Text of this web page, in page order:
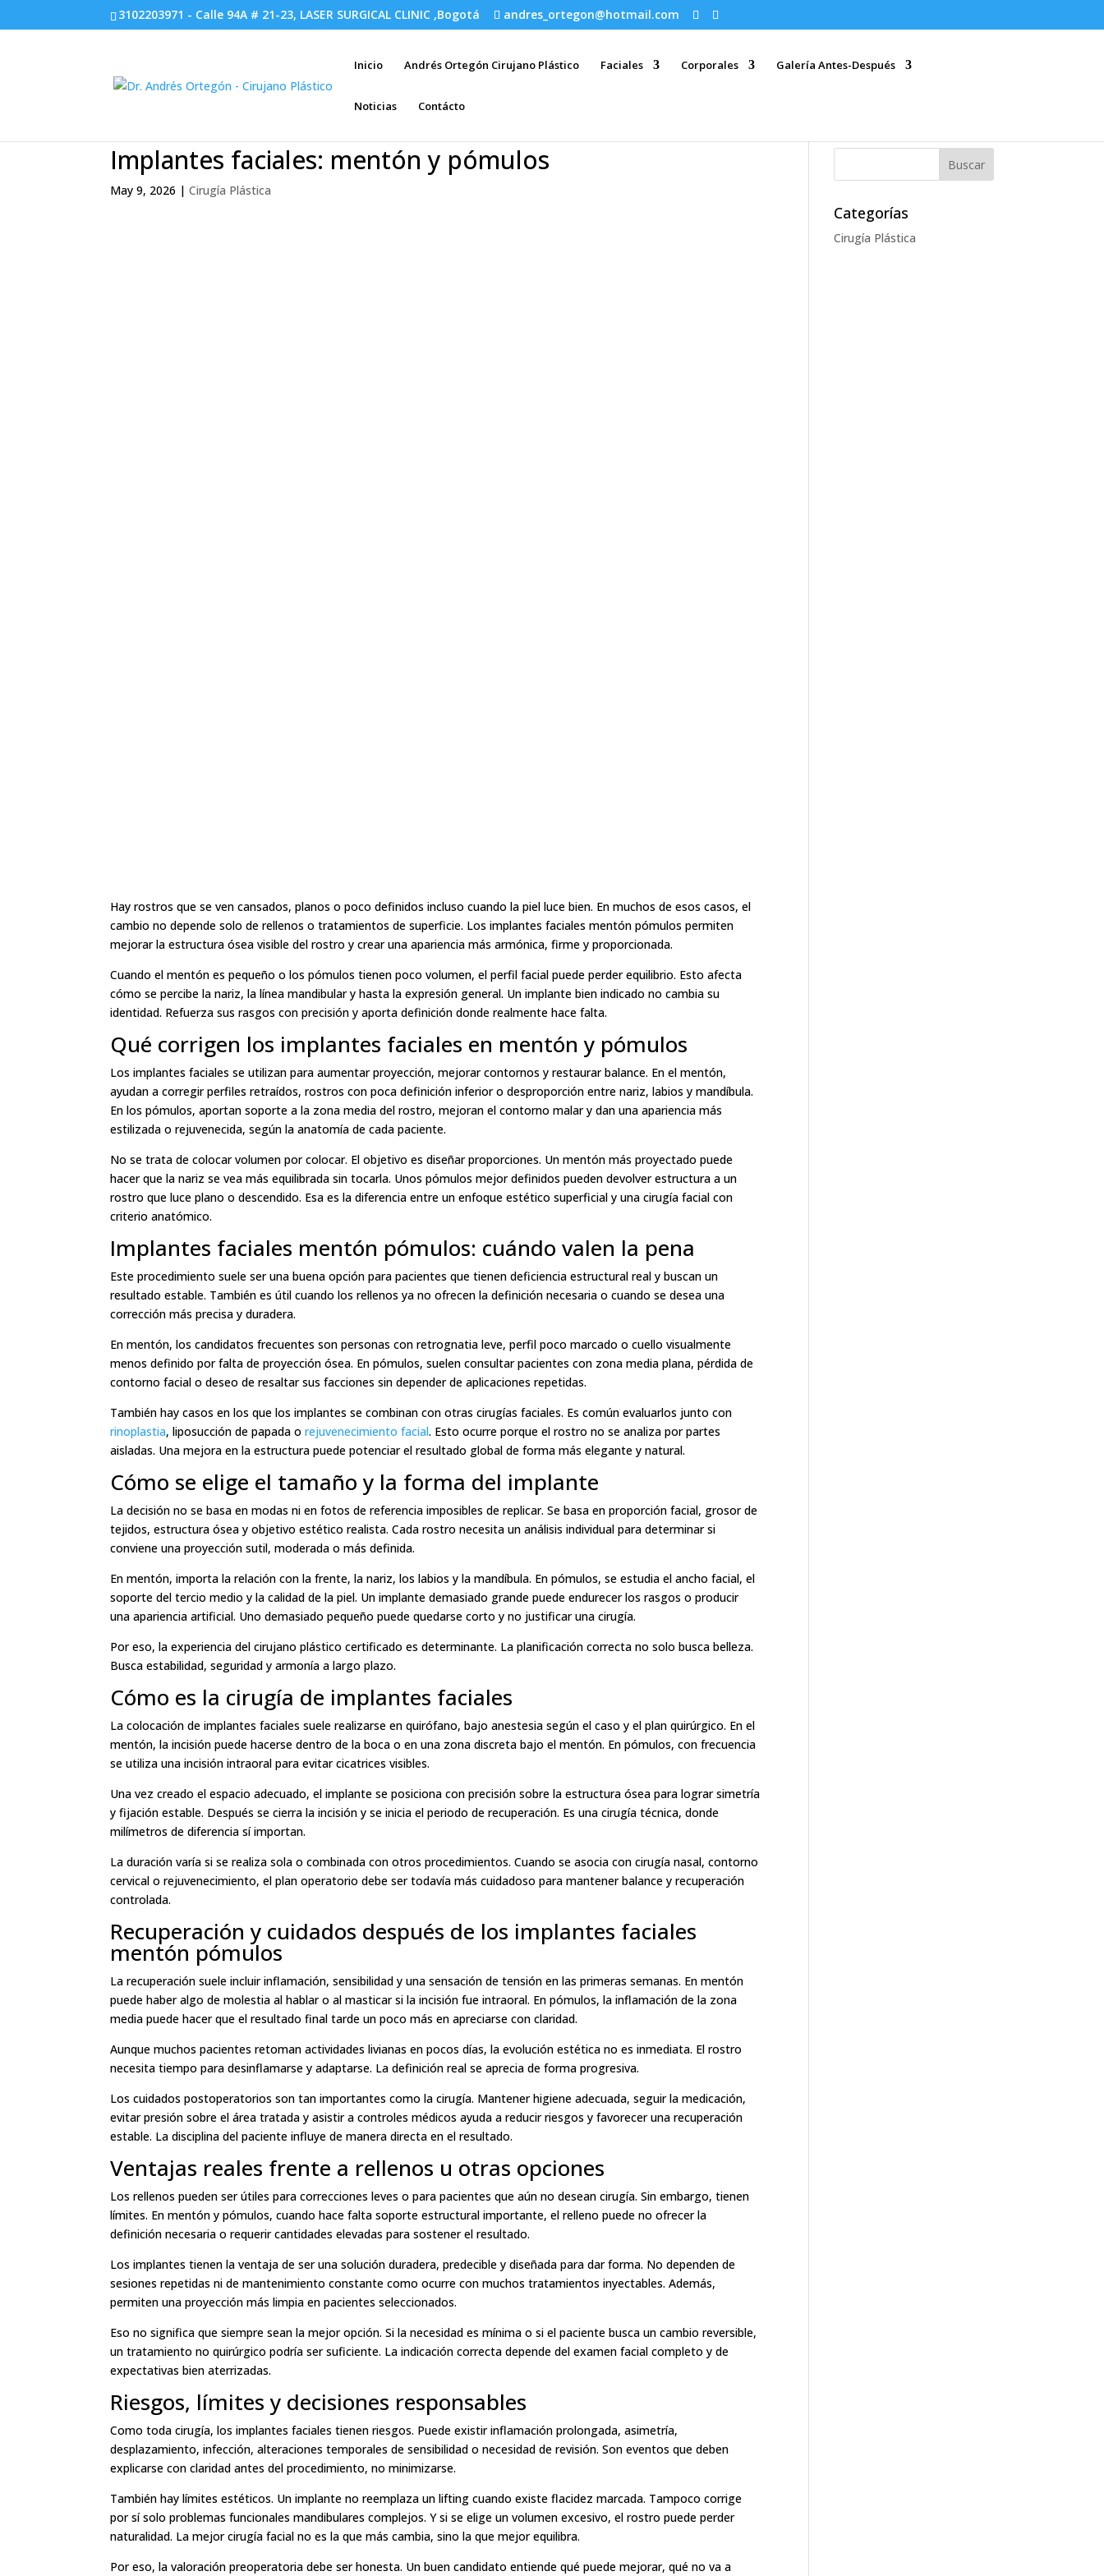
3102203971 - Calle 94A # 21-23, LASER SURGICAL CLINIC ,Bogotá andres_ortegon@hotmail.com
Inicio Andrés Ortegón Cirujano Plástico Faciales Corporales Galería Antes-Después
Noticias Contácto
Implantes faciales: mentón y pómulos
May 9, 2026 |Cirugía Plástica
Hay rostros que se ven cansados, planos o poco definidos incluso cuando la piel luce bien. En muchos de esos casos, el
cambio no depende solo de rellenos o tratamientos de superficie. Los implantes faciales mentón pómulos permiten
mejorar la estructura ósea visible del rostro y crear una apariencia más armónica, firme y proporcionada.
Cuando el mentón es pequeño o los pómulos tienen poco volumen, el perfil facial puede perder equilibrio. Esto afecta
cómo se percibe la nariz, la línea mandibular y hasta la expresión general. Un implante bien indicado no cambia su
identidad. Refuerza sus rasgos con precisión y aporta definición donde realmente hace falta.
Qué corrigen los implantes faciales en mentón y pómulos
Los implantes faciales se utilizan para aumentar proyección, mejorar contornos y restaurar balance. En el mentón,
ayudan a corregir perfiles retraídos, rostros con poca definición inferior o desproporción entre nariz, labios y mandíbula.
En los pómulos, aportan soporte a la zona media del rostro, mejoran el contorno malar y dan una apariencia más
estilizada o rejuvenecida, según la anatomía de cada paciente.
No se trata de colocar volumen por colocar. El objetivo es diseñar proporciones. Un mentón más proyectado puede
hacer que la nariz se vea más equilibrada sin tocarla. Unos pómulos mejor definidos pueden devolver estructura a un
rostro que luce plano o descendido. Esa es la diferencia entre un enfoque estético superficial y una cirugía facial con
criterio anatómico.
Implantes faciales mentón pómulos: cuándo valen la pena
Este procedimiento suele ser una buena opción para pacientes que tienen deficiencia estructural real y buscan un
resultado estable. También es útil cuando los rellenos ya no ofrecen la definición necesaria o cuando se desea una
corrección más precisa y duradera.
En mentón, los candidatos frecuentes son personas con retrognatia leve, perfil poco marcado o cuello visualmente
menos definido por falta de proyección ósea. En pómulos, suelen consultar pacientes con zona media plana, pérdida de
contorno facial o deseo de resaltar sus facciones sin depender de aplicaciones repetidas.
También hay casos en los que los implantes se combinan con otras cirugías faciales. Es común evaluarlos junto con
rinoplastia, liposucción de papada orejuvenecimiento facial. Esto ocurre porque el rostro no se analiza por partes
aisladas. Una mejora en la estructura puede potenciar el resultado global de forma más elegante y natural.
Cómo se elige el tamaño y la forma del implante
La decisión no se basa en modas ni en fotos de referencia imposibles de replicar. Se basa en proporción facial, grosor de
tejidos, estructura ósea y objetivo estético realista. Cada rostro necesita un análisis individual para determinar si
conviene una proyección sutil, moderada o más definida.
En mentón, importa la relación con la frente, la nariz, los labios y la mandíbula. En pómulos, se estudia el ancho facial, el
soporte del tercio medio y la calidad de la piel. Un implante demasiado grande puede endurecer los rasgos o producir
una apariencia artificial. Uno demasiado pequeño puede quedarse corto y no justificar una cirugía.
Por eso, la experiencia del cirujano plástico certificado es determinante. La planificación correcta no solo busca belleza.
Busca estabilidad, seguridad y armonía a largo plazo.
Cómo es la cirugía de implantes faciales
La colocación de implantes faciales suele realizarse en quirófano, bajo anestesia según el caso y el plan quirúrgico. En el
mentón, la incisión puede hacerse dentro de la boca o en una zona discreta bajo el mentón. En pómulos, con frecuencia
se utiliza una incisión intraoral para evitar cicatrices visibles.
Una vez creado el espacio adecuado, el implante se posiciona con precisión sobre la estructura ósea para lograr simetría
y fijación estable. Después se cierra la incisión y se inicia el periodo de recuperación. Es una cirugía técnica, donde
milímetros de diferencia sí importan.
La duración varía si se realiza sola o combinada con otros procedimientos. Cuando se asocia con cirugía nasal, contorno
cervical o rejuvenecimiento, el plan operatorio debe ser todavía más cuidadoso para mantener balance y recuperación
controlada.
Recuperación y cuidados después de los implantes faciales
mentón pómulos
La recuperación suele incluir inflamación, sensibilidad y una sensación de tensión en las primeras semanas. En mentón
puede haber algo de molestia al hablar o al masticar si la incisión fue intraoral. En pómulos, la inflamación de la zona
media puede hacer que el resultado final tarde un poco más en apreciarse con claridad.
Aunque muchos pacientes retoman actividades livianas en pocos días, la evolución estética no es inmediata. El rostro
necesita tiempo para desinflamarse y adaptarse. La definición real se aprecia de forma progresiva.
Los cuidados postoperatorios son tan importantes como la cirugía. Mantener higiene adecuada, seguir la medicación,
evitar presión sobre el área tratada y asistir a controles médicos ayuda a reducir riesgos y favorecer una recuperación
estable. La disciplina del paciente influye de manera directa en el resultado.
Ventajas reales frente a rellenos u otras opciones
Los rellenos pueden ser útiles para correcciones leves o para pacientes que aún no desean cirugía. Sin embargo, tienen
límites. En mentón y pómulos, cuando hace falta soporte estructural importante, el relleno puede no ofrecer la
definición necesaria o requerir cantidades elevadas para sostener el resultado.
Los implantes tienen la ventaja de ser una solución duradera, predecible y diseñada para dar forma. No dependen de
sesiones repetidas ni de mantenimiento constante como ocurre con muchos tratamientos inyectables. Además,
permiten una proyección más limpia en pacientes seleccionados.
Eso no significa que siempre sean la mejor opción. Si la necesidad es mínima o si el paciente busca un cambio reversible,
un tratamiento no quirúrgico podría ser suficiente. La indicación correcta depende del examen facial completo y de
expectativas bien aterrizadas.
Riesgos, límites y decisiones responsables
Como toda cirugía, los implantes faciales tienen riesgos. Puede existir inflamación prolongada, asimetría,
desplazamiento, infección, alteraciones temporales de sensibilidad o necesidad de revisión. Son eventos que deben
explicarse con claridad antes del procedimiento, no minimizarse.
También hay límites estéticos. Un implante no reemplaza un lifting cuando existe flacidez marcada. Tampoco corrige
por sí solo problemas funcionales mandibulares complejos. Y si se elige un volumen excesivo, el rostro puede perder
naturalidad. La mejor cirugía facial no es la que más cambia, sino la que mejor equilibra.
Por eso, la valoración preoperatoria debe ser honesta. Un buen candidato entiende qué puede mejorar, qué no va a
Categorías
Cirugía Plástica